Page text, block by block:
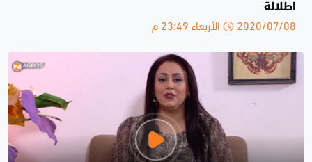
اطلالة
2020/07/08 الأربعاء 23:49 م